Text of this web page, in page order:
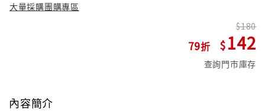
大量採購團購專區
79
180
142
查詢門市庫存
內容簡介